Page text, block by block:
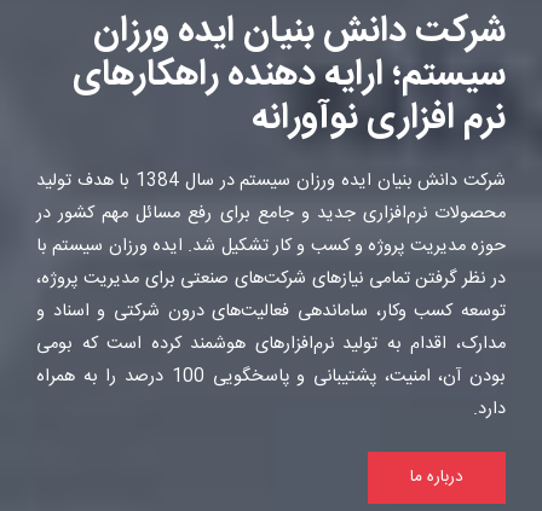
شرکت دانش بنیان ایده ورزان
سیستم؛ ارایه دهنده راهکارهای
نرم افزاری نوآورانه
شرکت دانش بنیان ایده ورزان سیستم در سال 1384 با هدف تولید
محصولات نرم‌افزاری جدید و جامع برای رفع مسائل مهم کشور در
حوزه مدیریت پروژه و کسب و کار تشکیل شد. ایده ورزان سیستم با
در نظر گرفتن تمامی نیازهای شرکت‌های صنعتی برای مدیریت پروژه،
توسعه کسب وکار، ساماندهی فعالیت‌های درون شرکتی و اسناد و
مدارک، اقدام به تولید نرم‌افزارهای هوشمند کرده است که بومی
بودن آن، امنیت، پشتیبانی و پاسخگویی 100 درصد را به همراه
دارد.
درباره ما